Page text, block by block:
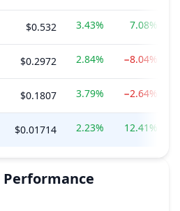
$0.532 3.43% 7.08%
$0.2972 2.84% −8.04%
$0.1807 3.79% −2.64%
$0.01714 2.23% 12.41%
Performance